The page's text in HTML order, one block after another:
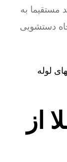
مستقیما به
دستشویی
لوله
از